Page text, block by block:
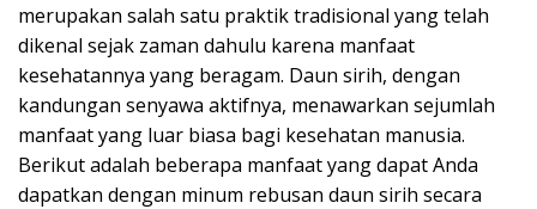
merupakan salah satu praktik tradisional yang telah
dikenal sejak zaman dahulu karena manfaat
kesehatannya yang beragam. Daun sirih, dengan
kandungan senyawa aktifnya, menawarkan sejumlah
manfaat yang luar biasa bagi kesehatan manusia.
Berikut adalah beberapa manfaat yang dapat Anda
dapatkan dengan minum rebusan daun sirih secara